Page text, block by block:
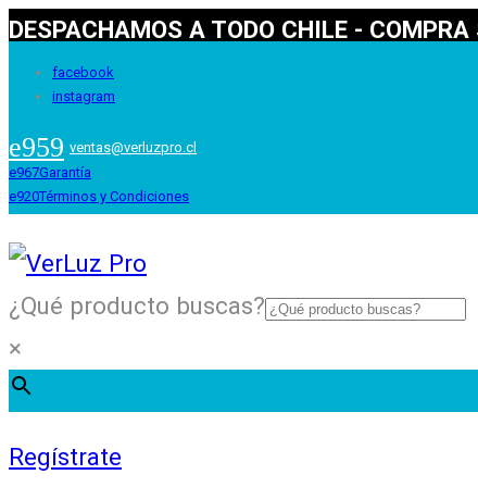
DESPACHAMOS A TODO CHILE -
facebook
instagram
ventas@verluzpro.cl
Garantía
Términos y Condiciones
¿Qué producto buscas?
×
Regístrate